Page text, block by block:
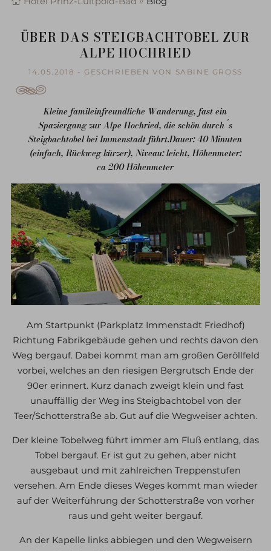
ÜBER DAS STEIGBACHTOBEL ZUR
ALPE HOCHRIED
14.05.2018 - GESCHRIEBEN VON SABINE GROSS
Kleine famileinfreundliche Wanderung, fast ein
Spaziergang zur Alpe Hochried, die schön durch´s
Steigbachtobel bei Immenstadt führt.Dauer: 40 Minuten
(einfach, Rückweg kürzer), Niveau: leicht, Höhenmeter:
ca 200 Höhenmeter
Am Startpunkt (Parkplatz Immenstadt Friedhof)
Richtung Fabrikgebäude gehen und rechts davon den
Weg bergauf. Dabei kommt man am großen Geröllfeld
vorbei, welches an den riesigen Bergrutsch Ende der
90er erinnert. Kurz danach zweigt klein und fast
unauffällig der Weg ins Steigbachtobel von der
Teer/Schotterstraße ab. Gut auf die Wegweiser achten.
Der kleine Tobelweg führt immer am Fluß entlang, das
Tobel bergauf. Er ist gut zu gehen, aber nicht
ausgebaut und mit zahlreichen Treppenstufen
versehen. Am Ende dieses Weges kommt man wieder
auf der Weiterführung der Schotterstraße von vorher
raus und geht weiter bergauf.
An der Kapelle links abbiegen und den Wegweisern